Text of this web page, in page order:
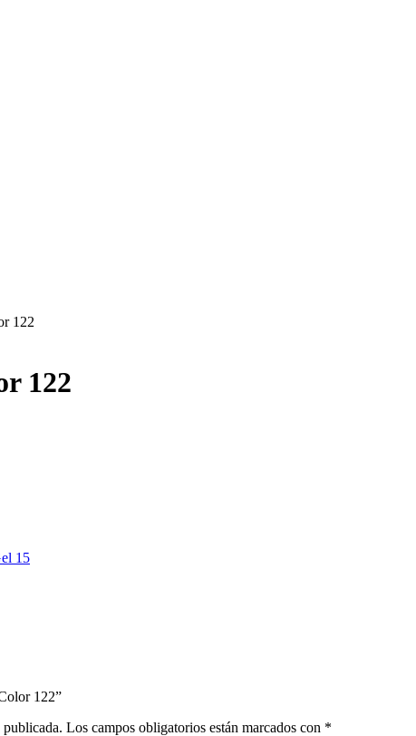
122
122
15
122”
Los campos obligatorios están marcados con *